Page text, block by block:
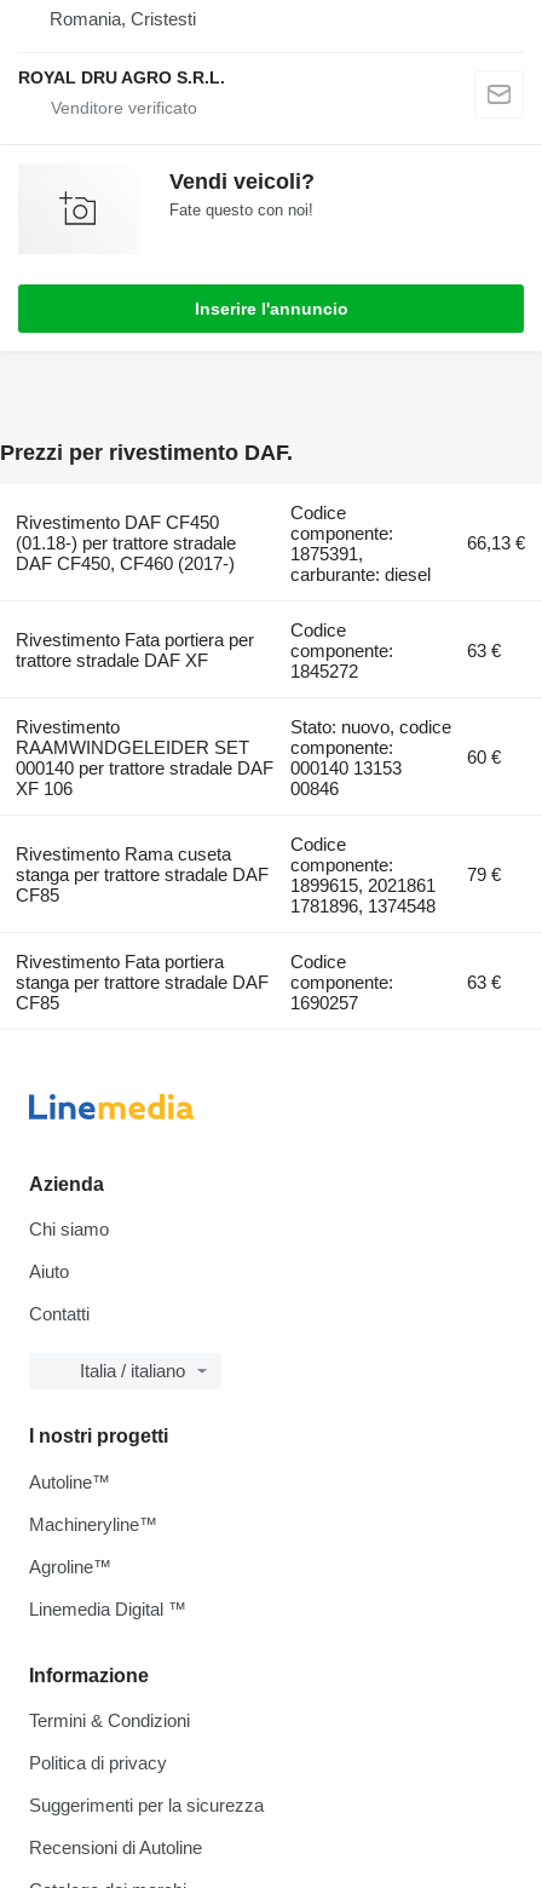
Romania, Cristesti
ROYAL DRU AGRO S.R.L.
Vendi veicoli?
Fate questo con noi!
Inserire l'annuncio
Prezzi per rivestimento DAF.
Rivestimento DAF CF450
(01.18-) per trattore stradale
DAF CF450, CF460 (2017-)
Codice
componente:
1875391,
carburante: diesel
66,13 €
Rivestimento Fata portiera per
trattore stradale DAF XF
Codice
componente:
1845272
63 €
Rivestimento
RAAMWINDGELEIDER SET
000140 per trattore stradale DAF
XF 106
Stato: nuovo, codice
componente:
000140 13153
00846
60 €
Rivestimento Rama cuseta
stanga per trattore stradale DAF
CF85
Codice
componente:
1899615, 2021861
1781896, 1374548
79 €
Rivestimento Fata portiera
stanga per trattore stradale DAF
CF85
Codice
componente:
1690257
63 €
Azienda
Chi siamo
Aiuto
Contatti
Italia / italiano
Informazione
Termini & Condizioni
Politica di privacy
Suggerimenti per la sicurezza
Recensioni di Autoline
I nostri progetti
Autoline™
Machineryline™
Agroline™
Linemedia Digital ™